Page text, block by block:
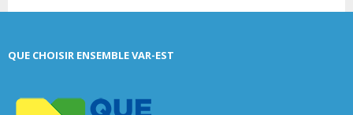
h
S
QUE CHOISIR ENSEMBLE VAR-EST